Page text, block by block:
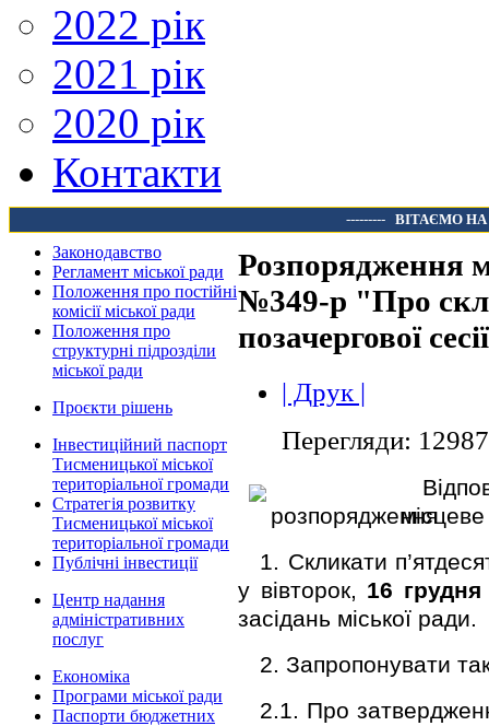
2022 рік
2021 рік
2020 рік
Контакти
--------- ВІТАЄМО
Законодавство
Регламент міської ради
Положення про постійні
комісії міської ради
Положення про
структурні підрозділи
міської ради
Проєкти рішень
Інвестиційний паспорт
Тисменицької міської
територіальної громади
Стратегія розвитку
Тисменицької міської
територіальної громади
Публічні інвестиції
Центр надання
адміністративних
послуг
Економіка
Програми міської ради
Паспорти бюджетних
Розпорядження
№349-р "Про
позачергової
| Друк |
Перегляди: 12987
1. Скликати
у вівторок, 16
засідань міської ради.
2. Запропонувати
2.1. Про